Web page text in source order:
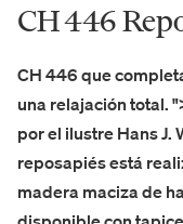
CH 446
CH 446 que
una relajación total.
por el ilustre Hans J.
reposapiés está
madera maciza de